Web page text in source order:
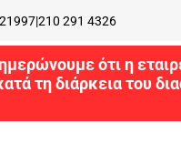
|210 291 4326
ότι η
τη διάρκεια του